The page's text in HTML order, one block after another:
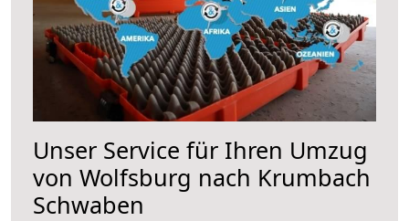
Unser Service für Ihren Umzug
von Wolfsburg nach Krumbach
Schwaben